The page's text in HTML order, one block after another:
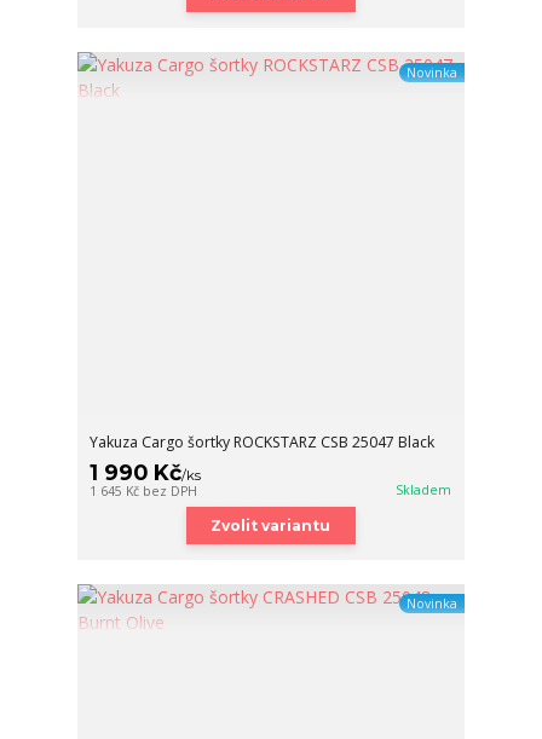
Novinka
Yakuza Cargo šortky ROCKSTARZ CSB 25047 Black
1 990 Kč/ks
1 645 Kč bez DPH Skladem
Zvolit variantu
Novinka